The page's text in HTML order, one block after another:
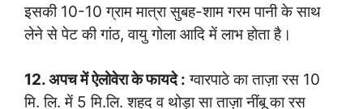
इसकी 10-10 ग्राम मात्रा सुबह-शाम गरम पानी के साथ
लेने से पेट की गांठ, वायु गोला आदि में लाभ होता है।
12. अपच में ऐलोवेरा के फायदे : ग्वारपाठे का ताज़ा रस 10
मि. लि. में 5 मि.लि. शहद व थोड़ा सा ताज़ा नींबू का रस